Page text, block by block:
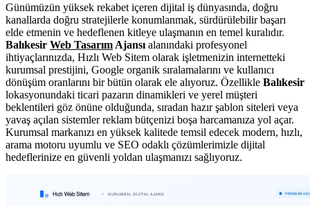
Günümüzün yüksek rekabet içeren dijital iş dünyasında, doğru
kanallarda doğru stratejilerle konumlanmak, sürdürülebilir başarı
elde etmenin ve hedeflenen kitleye ulaşmanın en temel kuralıdır.
Balıkesir Web Tasarım Ajansı alanındaki profesyonel
ihtiyaçlarınızda, Hızlı Web Sitem olarak işletmenizin internetteki
kurumsal prestijini, Google organik sıralamalarını ve kullanıcı
dönüşüm oranlarını bir bütün olarak ele alıyoruz. Özellikle Balıkesir
lokasyonundaki ticari pazarın dinamikleri ve yerel müşteri
beklentileri göz önüne olduğunda, sıradan hazır şablon siteleri veya
yavaş açılan sistemler reklam bütçenizi boşa harcamanıza yol açar.
Kurumsal markanızı en yüksek kalitede temsil edecek modern, hızlı,
arama motoru uyumlu ve SEO odaklı çözümlerimizle dijital
hedeflerinize en güvenli yoldan ulaşmanızı sağlıyoruz.